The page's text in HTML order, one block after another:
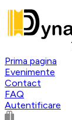
Prima pagina
Evenimente
Contact
FAQ
Autentificare